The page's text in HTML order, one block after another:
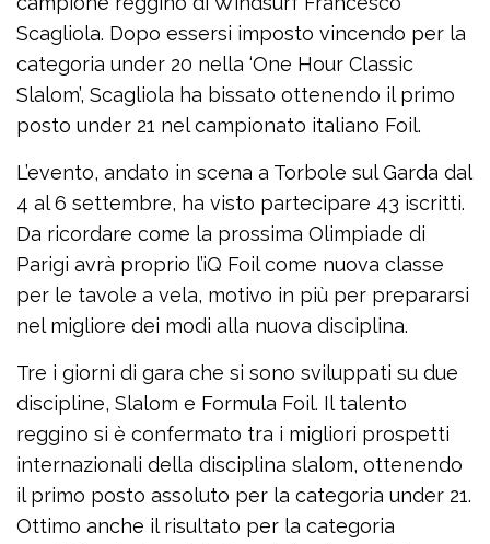
Scagliola. Dopo essersi imposto vincendo per la
categoria under 20 nella ‘One Hour Classic
Slalom’, Scagliola ha bissato ottenendo il primo
posto under 21 nel campionato italiano Foil.
L’evento, andato in scena a Torbole sul Garda dal
4 al 6 settembre, ha visto partecipare 43 iscritti.
Da ricordare come la prossima Olimpiade di
Parigi avrà proprio l’iQ Foil come nuova classe
per le tavole a vela, motivo in più per prepararsi
nel migliore dei modi alla nuova disciplina.
Tre i giorni di gara che si sono sviluppati su due
discipline, Slalom e Formula Foil. Il talento
reggino si è confermato tra i migliori prospetti
internazionali della disciplina slalom, ottenendo
il primo posto assoluto per la categoria under 21.
Ottimo anche il risultato per la categoria